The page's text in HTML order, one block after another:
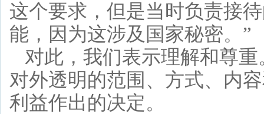
这个要求，但是当时负责接
能，因为这涉及国家秘密。”
对此，我们表示理解和尊
对外透明的范围、方式、内
利益作出的决定。